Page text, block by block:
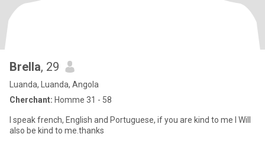
Brella, 29
Luanda, Luanda, Angola
Cherchant: Homme 31 - 58
I speak french, English and Portuguese, if you are kind to me I Will
also be kind to me.thanks